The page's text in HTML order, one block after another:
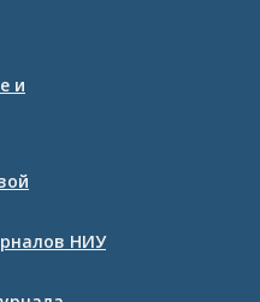
и
НИУ